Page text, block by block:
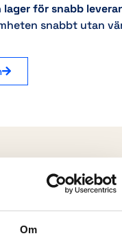
Om
för snabb
snabbt utan